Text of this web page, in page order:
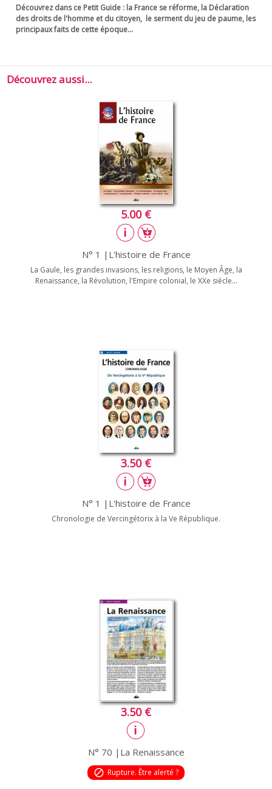
Découvrez dans ce Petit Guide : la France se réforme, la Déclaration
des droits de l'homme et du citoyen, le serment du jeu de paume, les
principaux faits de cette époque...
Découvrez aussi...
5.00 €
N° 1 |L'histoire de France
La Gaule, les grandes invasions, les religions, le Moyen Âge, la
Renaissance, la Révolution, l'Empire colonial, le XXe siècle...
3.50 €
N° 1 |L'histoire de France
Chronologie de Vercingétorix à la Ve République.
3.50 €
N° 70 |La Renaissance
block Rupture. Être alerté ?